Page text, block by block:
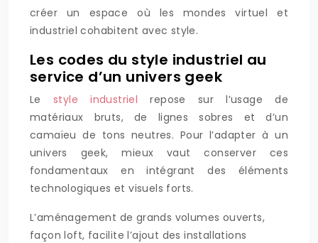
créer un espace où les mondes virtuel et
industriel cohabitent avec style.
Les codes du style industriel au
service d’un univers geek
Le style industriel repose sur l’usage de
matériaux bruts, de lignes sobres et d’un
camaïeu de tons neutres. Pour l’adapter à un
univers geek, mieux vaut conserver ces
fondamentaux en intégrant des éléments
technologiques et visuels forts.
L’aménagement de grands volumes ouverts,
façon loft, facilite l’ajout des installations